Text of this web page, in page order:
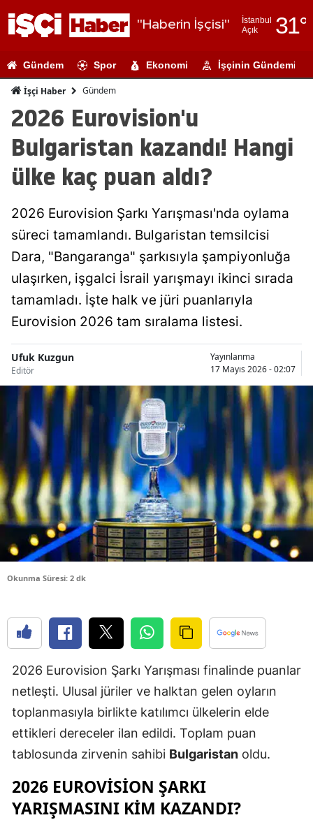
"Haberin İşçisi"
İstanbul
Açık
31°
Adıyaman
Amasya
Antalya
Artvin
Bitlis
Bolu
Bursa
Çanakkale
Çankırı
Çorum
Diyarbakır
Edirne
Elazığ
Erzincan
Eskişehir
Gündem Spor Ekonomi İşçinin Gündemi
İşçi Haber Gündem
2026 Eurovision'u
Bulgaristan kazandı! Hangi
ülke kaç puan aldı?
2026 Eurovision Şarkı Yarışması'nda oylama
süreci tamamlandı. Bulgaristan temsilcisi
Dara, "Bangaranga" şarkısıyla şampiyonluğa
ulaşırken, işgalci İsrail yarışmayı ikinci sırada
tamamladı. İşte halk ve jüri puanlarıyla
Eurovision 2026 tam sıralama listesi.
Ufuk Kuzgun
Editör
Yayınlanma
17 Mayıs 2026 - 02:07
Okunma Süresi: 2 dk
2026 Eurovision Şarkı Yarışması finalinde puanlar
netleşti. Ulusal jüriler ve halktan gelen oyların
toplanmasıyla birlikte katılımcı ülkelerin elde
ettikleri dereceler ilan edildi. Toplam puan
tablosunda zirvenin sahibi Bulgaristan oldu.
2026 EUROVISION ŞARKI
YARIŞMASINI KIM KAZANDI?